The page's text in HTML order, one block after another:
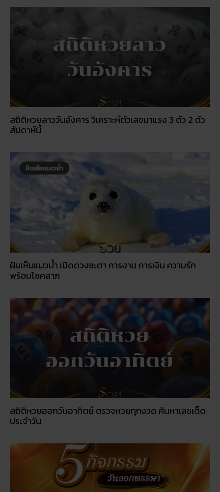
สถิติหวยลาววันอังคาร วิเคราะห์ตัวเลขมาแรง 3 ตัว 2 ตัว
สัปดาห์นี้
ฝันเห็นแมวน้ำ เปิดดวงชะตา การงาน การเงิน ความรัก
พร้อมโชคลาภ
สถิติหวยออกวันอาทิตย์ ตรวจหวยทุกงวด ค้นหาเลขเด็ด
ประจำวัน